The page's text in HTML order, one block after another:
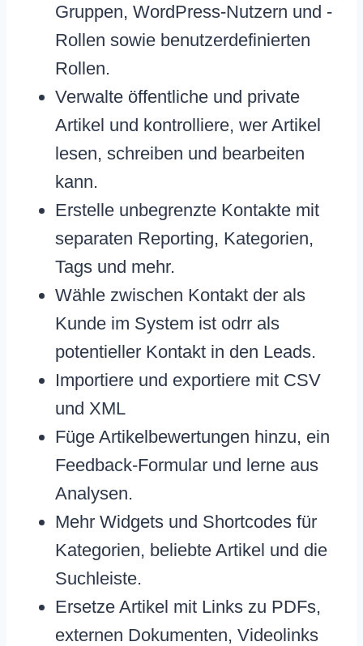
Gruppen, WordPress-Nutzern und -
Rollen sowie benutzerdefinierten
Rollen.
Verwalte öffentliche und private
Artikel und kontrolliere, wer Artikel
lesen, schreiben und bearbeiten
kann.
Erstelle unbegrenzte Kontakte mit
separaten Reporting, Kategorien,
Tags und mehr.
Wähle zwischen Kontakt der als
Kunde im System ist odrr als
potentieller Kontakt in den Leads.
Importiere und exportiere mit CSV
und XML
Füge Artikelbewertungen hinzu, ein
Feedback-Formular und lerne aus
Analysen.
Mehr Widgets und Shortcodes für
Kategorien, beliebte Artikel und die
Suchleiste.
Ersetze Artikel mit Links zu PDFs,
externen Dokumenten, Videolinks